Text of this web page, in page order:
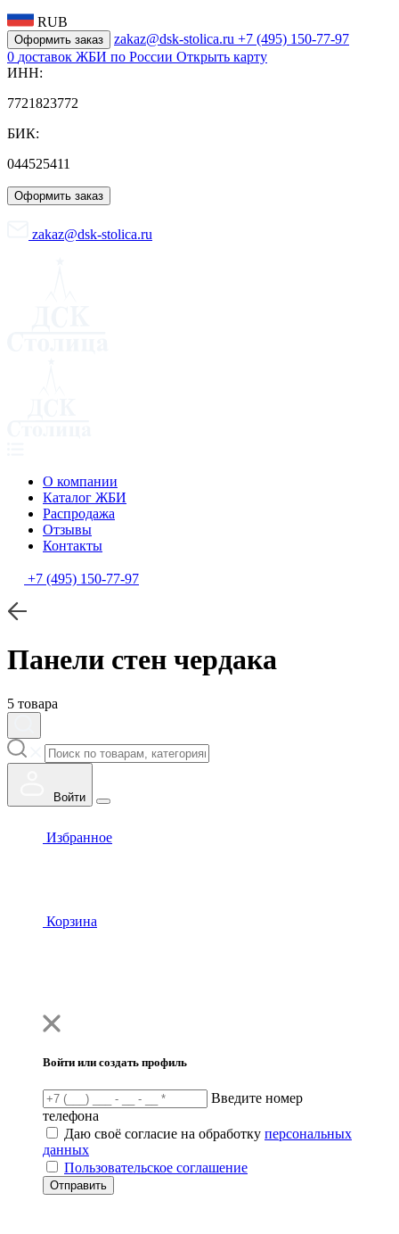
RUB
Оформить заказ zakaz@dsk-stolica.ru +7 (495) 150-77-97
0 доставок ЖБИ по России Открыть карту
ИНН:
7721823772
БИК:
044525411
Оформить заказ
zakaz@dsk-stolica.ru
О компании
Каталог ЖБИ
Распродажа
Отзывы
Контакты
+7 (495) 150-77-97
Панели стен чердака
5 товара
Войти
Избранное
Корзина
Войти или создать профиль
Введите номер
телефона
Даю своё согласие на обработку персональных
данных
Пользовательское соглашение
Отправить